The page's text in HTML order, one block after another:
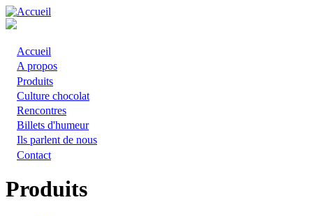
Aller
au
principal
Main
navigation
Accueil
A propos
Produits
Culture chocolat
Rencontres
Billets d'humeur
Ils parlent de nous
Contact
Produits